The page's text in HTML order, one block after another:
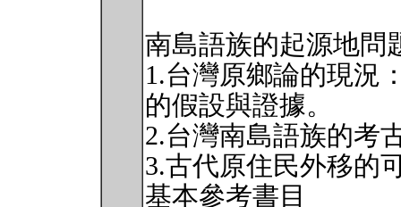
南島語族的起源地問
1.台灣原鄉論的現況
的假設與證據。
2.台灣南島語族的考
3.古代原住民外移的
基本參考書目